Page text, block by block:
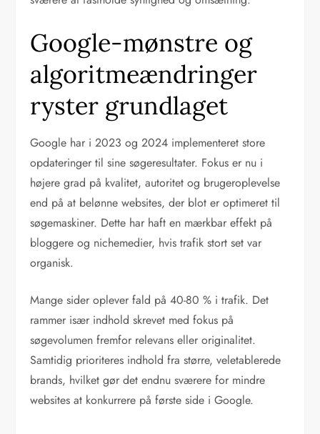
Google-mønstre og
algoritmeændringer
ryster grundlaget
Google har i 2023 og 2024 implementeret store
opdateringer til sine søgeresultater. Fokus er nu i
højere grad på kvalitet, autoritet og brugeroplevelse
end på at belønne websites, der blot er optimeret til
søgemaskiner. Dette har haft en mærkbar effekt på
bloggere og nichemedier, hvis trafik stort set var
organisk.
Mange sider oplever fald på 40-80 % i trafik. Det
rammer især indhold skrevet med fokus på
søgevolumen fremfor relevans eller originalitet.
Samtidig prioriteres indhold fra større, veletablerede
brands, hvilket gør det endnu sværere for mindre
websites at konkurrere på første side i Google.